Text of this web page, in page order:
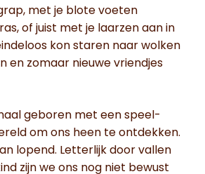
met je blote voeten
of juist met je laarzen aan in
kon staren naar wolken
en zomaar nieuwe vriendjes
geboren met een speel-
om ons heen te ontdekken.
lopend. Letterlijk door vallen
zijn we ons nog niet bewust